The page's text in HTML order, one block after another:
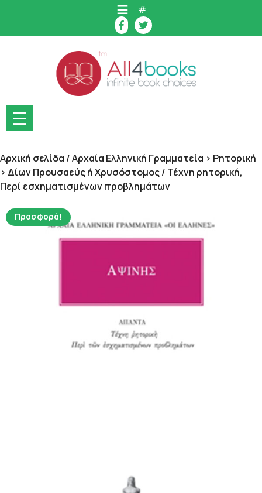
content
#
☰
Αρχική σελίδα /Αρχαία Ελληνική Γραμματεία > Ρητορική
> Δίων Προυσαεύς ή Χρυσόστομος/ Τέχνη ρητορική,
Περί εσχηματισμένων προβλημάτων
Προσφορά!